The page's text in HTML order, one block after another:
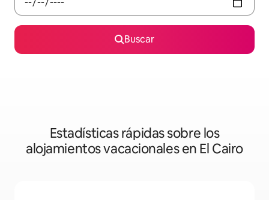
Buscar
Estadísticas rápidas sobre los
alojamientos vacacionales en El Cairo